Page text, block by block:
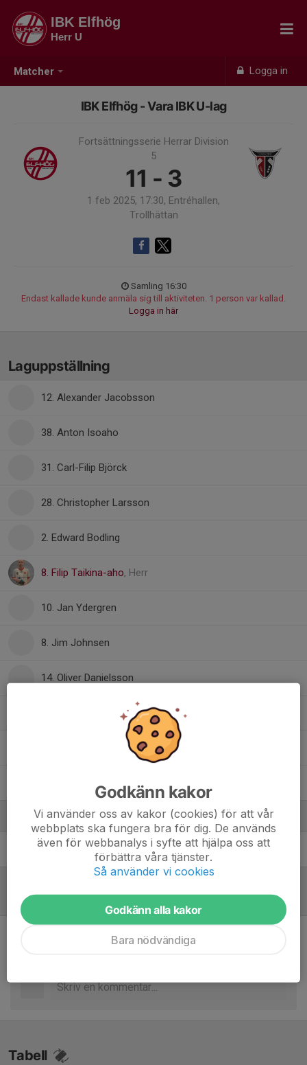
Matcher Logga in
IBK Elfhög
Herr U
IBK Elfhög - Vara IBK U-lag
Fortsättningsserie Herrar Division
5
11 - 3
1 feb 2025, 17:30, Entréhallen,
Trollhättan
Samling 16:30
Endast kallade kunde anmäla sig till aktiviteten. 1 person var kallad.
Logga in här
Laguppställning
12. Alexander Jacobsson
38. Anton Isoaho
31. Carl-Filip Björck
28. Christopher Larsson
2. Edward Bodling
8. Filip Taikina-aho, Herr
10. Jan Ydergren
8. Jim Johnsen
14. Oliver Danielsson
13. Oscar Thorstensson
21. Stefan Danielsson
Ledare
Jakob WestbeckLagledare
Referat
Inget referat skrivet
Tabell
Godkänn kakor
Vi använder oss av kakor (cookies) för att vår
webbplats ska fungera bra för dig. De används
även för webbanalys i syfte att hjälpa oss att
förbättra våra tjänster.
Så använder vi cookies
Godkänn alla kakor
Bara nödvändiga